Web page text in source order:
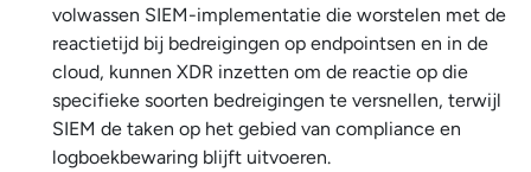
volwassen SIEM-implementatie die worstelen met de
reactietijd bij bedreigingen op endpointsen en in de
cloud, kunnen XDR inzetten om de reactie op die
specifieke soorten bedreigingen te versnellen, terwijl
SIEM de taken op het gebied van compliance en
logboekbewaring blijft uitvoeren.